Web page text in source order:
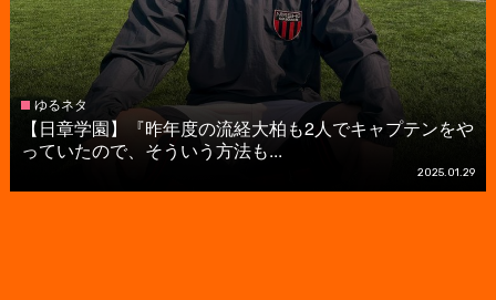
ゆるネタ
【日章学園】『昨年度の流経大柏も2人でキャプテンをや
っていたので、そういう方法も...
2025.01.29